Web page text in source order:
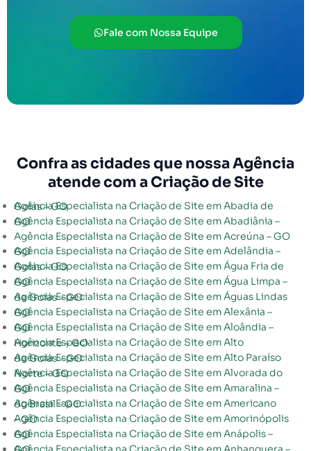
Fale com Nossa Equipe
Confra as cidades que nossa Agência
atende com a Criação de Site
Agência Especialista na Criação de Site em Abadia de Goiás – GO
Agência Especialista na Criação de Site em Abadiânia – GO
Agência Especialista na Criação de Site em Acreúna – GO
Agência Especialista na Criação de Site em Adelândia – GO
Agência Especialista na Criação de Site em Água Fria de Goiás – GO
Agência Especialista na Criação de Site em Água Limpa – GO
Agência Especialista na Criação de Site em Águas Lindas de Goiás – GO
Agência Especialista na Criação de Site em Alexânia – GO
Agência Especialista na Criação de Site em Aloândia – GO
Agência Especialista na Criação de Site em Alto Horizonte – GO
Agência Especialista na Criação de Site em Alto Paraíso de Goiás – GO
Agência Especialista na Criação de Site em Alvorada do Norte – GO
Agência Especialista na Criação de Site em Amaralina – GO
Agência Especialista na Criação de Site em Americano do Brasil – GO
Agência Especialista na Criação de Site em Amorinópolis – GO
Agência Especialista na Criação de Site em Anápolis – GO